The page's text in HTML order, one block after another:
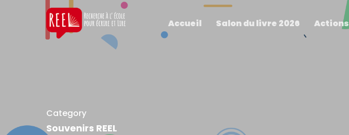
Accueil Salon du livre 2026 Actions
Category
Souvenirs REEL